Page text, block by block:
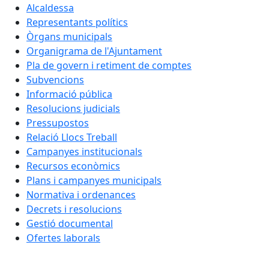
Alcaldessa
Representants polítics
Òrgans municipals
Organigrama de l'Ajuntament
Pla de govern i retiment de comptes
Subvencions
Informació pública
Resolucions judicials
Pressupostos
Relació Llocs Treball
Campanyes institucionals
Recursos econòmics
Plans i campanyes municipals
Normativa i ordenances
Decrets i resolucions
Gestió documental
Ofertes laborals